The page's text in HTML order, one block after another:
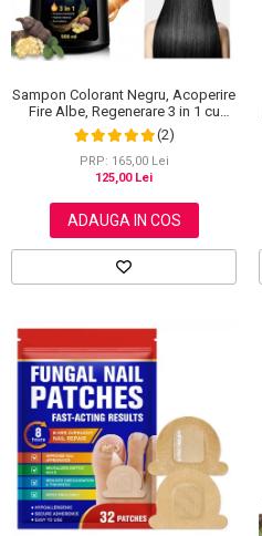
Sampon Colorant Negru, Acoperire
Fire Albe, Regenerare 3 in 1 cu
Ghimbir, 500 ml
(2)
PRP: 165,00 Lei
125,00 Lei
ADAUGA IN COS